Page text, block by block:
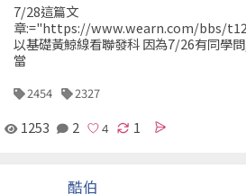
7/28這篇文
章:="https://www.wearn.com/bbs/
以基礎黃鯨線看聯發科 因為7/26有同學
當
2454 2327
1253 2 1
酷伯